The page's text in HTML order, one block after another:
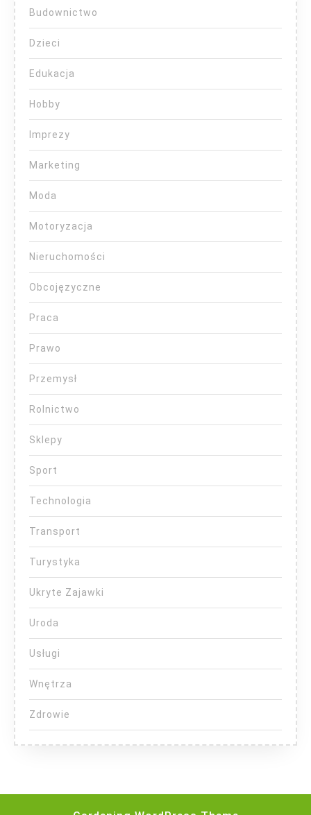
Budownictwo
Dzieci
Edukacja
Hobby
Imprezy
Marketing
Moda
Motoryzacja
Nieruchomości
Obcojęzyczne
Praca
Prawo
Przemysł
Rolnictwo
Sklepy
Sport
Technologia
Transport
Turystyka
Ukryte Zajawki
Uroda
Usługi
Wnętrza
Zdrowie